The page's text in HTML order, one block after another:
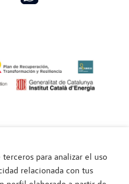
privacidad
cookies
para analizar el uso
relacionada con tus